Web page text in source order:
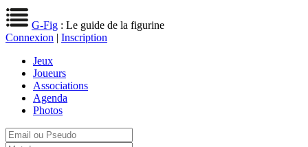
G-Fig : Le guide de la figurine
Connexion | Inscription
Jeux
Joueurs
Associations
Agenda
Photos